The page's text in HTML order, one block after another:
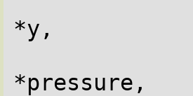
*y,
*pressure,